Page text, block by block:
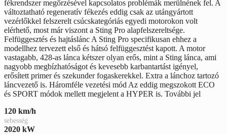
fékrendszer megőrzésével kapcsolatos problémák merülnének fel. A
változtatható regeneratív fékezés eddig csak az utángyártott
vezérlőkkel felszerelt csúcskategóriás egyedi motorokon volt
elérhető, most már viszont a Sting Pro alapfelszereltsége.
Felfüggesztés és hajtáslánc A Sting Pro specifikusan ehhez a
modellhez tervezett első és hátsó felfüggesztést kapott. A motor
vastagabb, 428-as lánca kétszer olyan erős, mint a Sting lánca, ami
nagyobb megbízhatóságot és kevesebb karbantartást igényel,
erősített primer és szekunder fogaskerekkel. Extra a lánchoz tartozó
láncvezető is. Háromféle vezetési mód Az eddig megszokott ECO
és SPORT módok mellett megjelent a HYPER is. További jel
120 km/h
sebesség
2020 kW